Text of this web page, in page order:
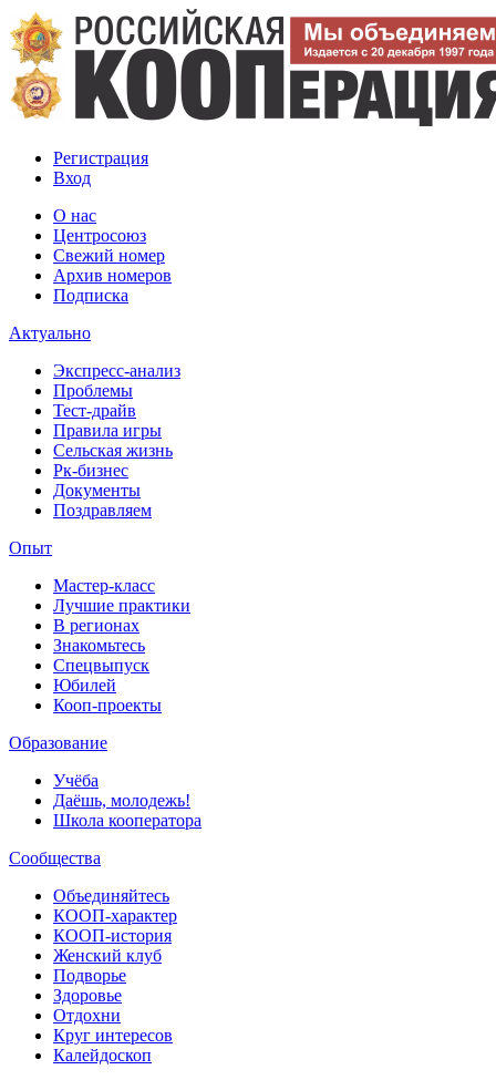
Регистрация
Вход
О нас
Центросоюз
Свежий номер
Архив номеров
Подписка
Актуально
Экспресс-анализ
Проблемы
Тест-драйв
Правила игры
Сельская жизнь
Рк-бизнес
Документы
Поздравляем
Опыт
Мастер-класс
Лучшие практики
В регионах
Знакомьтесь
Спецвыпуск
Юбилей
Кооп-проекты
Образование
Учёба
Даёшь, молодежь!
Школа кооператора
Сообщества
Объединяйтесь
КООП-характер
КООП-история
Женский клуб
Подворье
Здоровье
Отдохни
Круг интересов
Калейдоскоп